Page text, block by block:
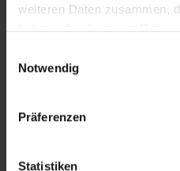
weiteren Daten zusammen,
haben oder die sie im
Notwendig
Präferenzen
Statistiken